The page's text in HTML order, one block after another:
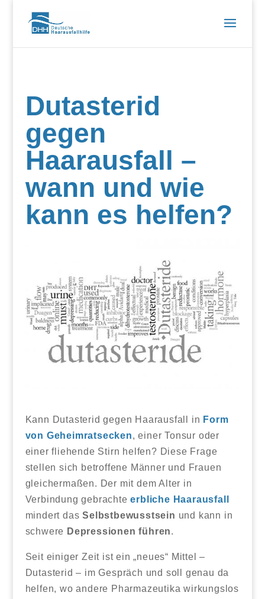
Dutasterid
gegen
Haarausfall –
wann und wie
kann es helfen?
Kann Dutasterid gegen Haarausfall in Form
von Geheimratsecken, einer Tonsur oder
einer fliehende Stirn helfen? Diese Frage
stellen sich betroffene Männer und Frauen
gleichermaßen. Der mit dem Alter in
Verbindung gebrachteerbliche Haarausfall
mindert dasSelbstbewusstsein und kann in
schwere Depressionen führen.
Seit einiger Zeit ist ein „neues“ Mittel –
Dutasterid – im Gespräch und soll genau da
helfen, wo andere Pharmazeutika wirkungslos